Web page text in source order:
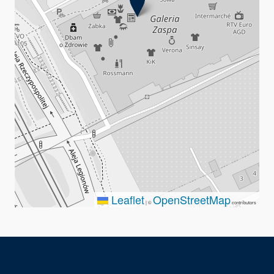
Leaflet|©OpenStreetMapcontributors